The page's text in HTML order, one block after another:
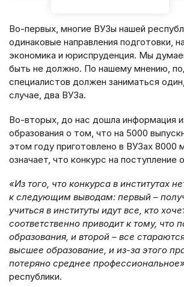
Во-первых, многие ВУЗы нашей
одинаковые направления подготовки,
экономика и юриспруденция. Мы
быть не должно. По нашему мнению,
специалистов должен заниматься
случае, два ВУЗа.
Во-вторых, до нас дошла информация
образования о том, что на 5000
этом году приготовлено в ВУЗах 8000
означает, что конкурс на поступление
«Из того, что конкурса в институтах
к следующим выводам: первый –
учиться в институты идут все, кто
соответственно приводит к тому, что
образования, и второй – все
высшее образование, и из-за этого
потеряно среднее
республики.